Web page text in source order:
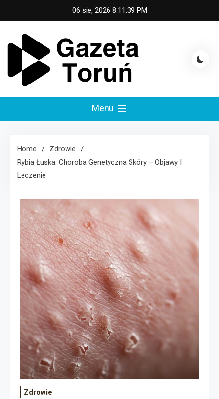
to
content
06 sie, 2026 8:11:40 PM
Gazeta Toruń
Menu
Home
Zdrowie
Rybia Łuska: Choroba Genetyczna Skóry – Objawy I
Leczenie
Zdrowie